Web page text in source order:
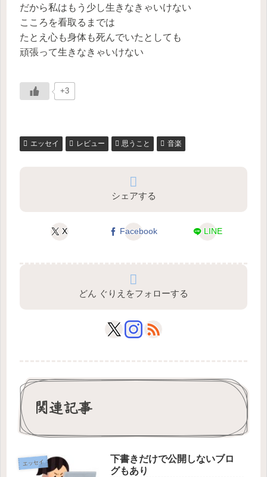
だから私はもう少し生きなきゃいけない
こころを看取るまでは
たとえ心も身体も死んでいたとしても
頑張って生きなきゃいけない
+3
エッセイ レビュー 思うこと 音楽
シェアする
X Facebook LINE
どん ぐりえをフォローする
関連記事
エッセイ
下書きだけで公開しないブロ
グもあり